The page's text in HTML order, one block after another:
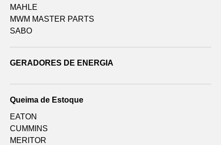
MAHLE
MWM MASTER PARTS
SABO
GERADORES DE ENERGIA
Queima de Estoque
EATON
CUMMINS
MERITOR